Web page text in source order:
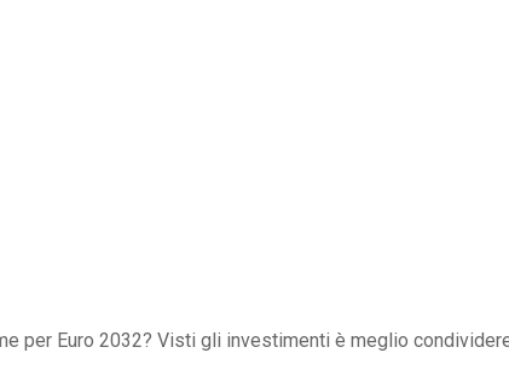
per Euro 2032? Visti gli investimenti è meglio